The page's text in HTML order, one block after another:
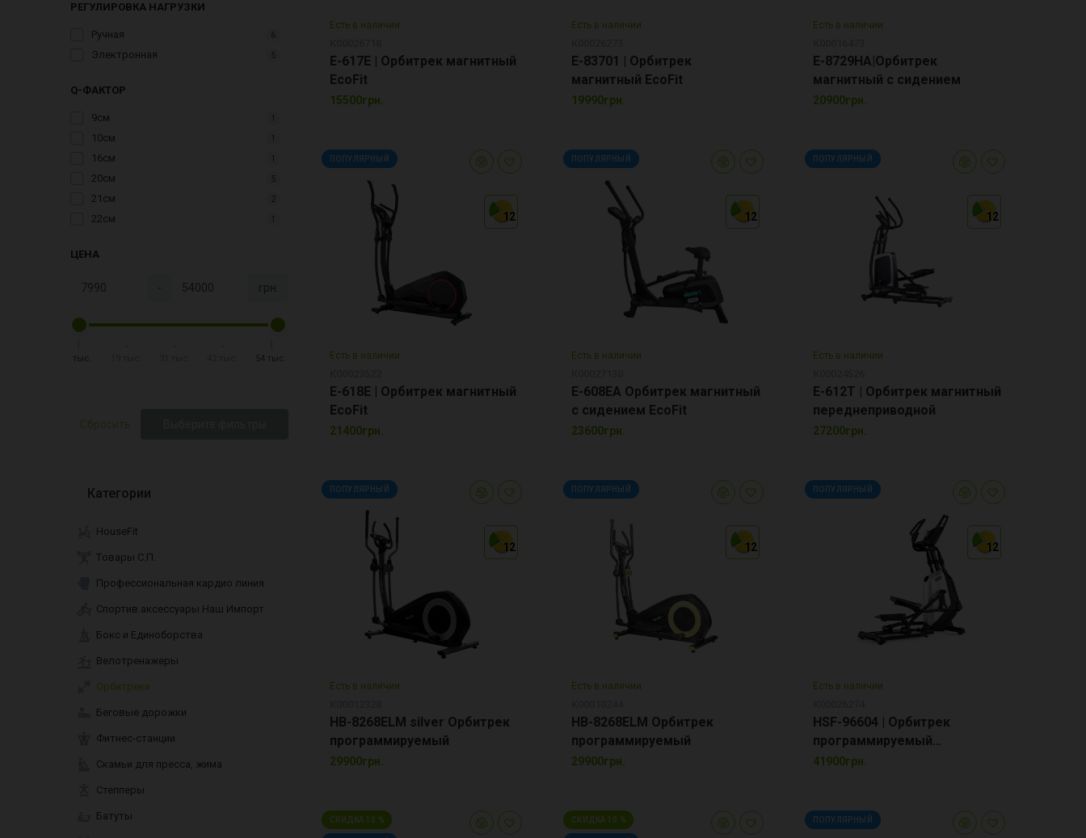
РЕГУЛИРОВКА НАГРУЗКИ
Ручная 6
Электронная 5
Q-ФАКТОР
9см 1
10см 1
16см 1
20см 5
21см 2
22см 1
ЦЕНА
- грн.
8 тыс. 54 тыс.
Сбросить
Категории
HouseFit
Tовары С.П.
Профессиональная кардио линия
Спортив.аксессуары Наш Импорт
Бокс и Единоборства
Велотренажеры
Орбитреки
Беговые дорожки
Фитнес-станции
Скамьи для пресса, жима
Степперы
Батуты
Есть в наличии
E-617E | Орбитрек магнитный
EcoFit
15500грн.
Есть в наличии
E-83701 | Орбитрек
магнитный EcoFit
19990грн.
Есть в наличии
E-8729HA|Орбитрек
магнитный с сидением
20900грн.
12
12
12
ПОПУЛЯРНЫЙ
Есть в наличии
E-618E | Орбитрек магнитный
EcoFit
21400грн.
12
12
12
ПОПУЛЯРНЫЙ
Есть в наличии
E-608EA Орбитрек магнитный
с сидением EcoFit
23600грн.
12
12
12
ПОПУЛЯРНЫЙ
Есть в наличии
E-612T | Орбитрек магнитный
переднеприводной
27200грн.
12
12
12
ПОПУЛЯРНЫЙ
Есть в наличии
HB-8268ELM silver Орбитрек
программируемый
29900грн.
12
12
12
ПОПУЛЯРНЫЙ
Есть в наличии
HB-8268ELM Орбитрек
программируемый
29900грн.
12
12
12
ПОПУЛЯРНЫЙ
Есть в наличии
HSF-96604 | Орбитрек
программируемый
переднеприводной
41900грн.
СКИДКА 10 % СКИДКА 10 % ПОПУЛЯРНЫЙ